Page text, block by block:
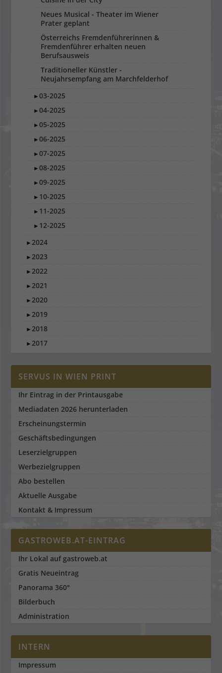
Neues Musical - Theater im Wiener
Prater geplant
Österreichs Fremdenführerinnen &
Fremdenführer erhalten neuen
Berufsausweis
Traditioneller Künstler -
Neujahrsempfang am Marchfelderhof
►03-2025
►04-2025
►05-2025
►06-2025
►07-2025
►08-2025
►09-2025
► 10-2025
► 11-2025
► 12-2025
►2024
►2023
►2022
►2021
►2020
►2019
►2018
►2017
SERVUS IN WIEN PRINT
Ihr Eintrag in der Printausgabe
Mediadaten 2026 herunterladen
Erscheinungstermin
Geschäftsbedingungen
Leserzielgruppen
Werbezielgruppen
Abo bestellen
Aktuelle Ausgabe
Kontakt & Impressum
GASTROWEB.AT-EINTRAG
Ihr Lokal auf gastroweb.at
Gratis Neueintrag
Panorama 360°
Bilderbuch
Administration
INTERN
Impressum